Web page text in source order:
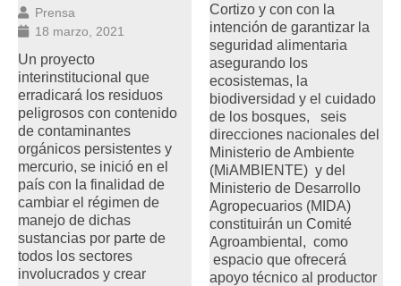
Prensa
18 marzo, 2021
Un proyecto
interinstitucional que
erradicará los residuos
peligrosos con contenido
de contaminantes
orgánicos persistentes y
mercurio, se inició en el
país con la finalidad de
cambiar el régimen de
manejo de dichas
sustancias por parte de
todos los sectores
involucrados y crear
Cortizo y con con la
intención de garantizar la
seguridad alimentaria
asegurando los
ecosistemas, la
biodiversidad y el cuidado
de los bosques, seis
direcciones nacionales del
Ministerio de Ambiente
(MiAMBIENTE) y del
Ministerio de Desarrollo
Agropecuarios (MIDA)
constituirán un Comité
Agroambiental, como
espacio que ofrecerá
apoyo técnico al productor